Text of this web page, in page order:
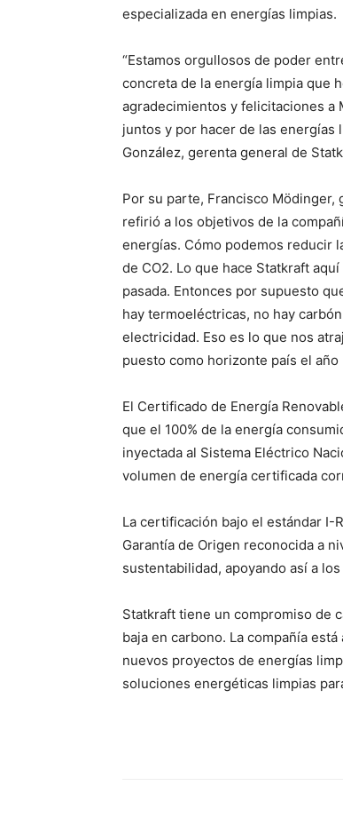
especializada en energías limpias.
“Estamos orgullosos de poder
concreta de la energía limpia que
agradecimientos y felicitaciones a
juntos y por hacer de las energías
González, gerenta general de
Por su parte, Francisco
refirió a los objetivos de la
energías. Cómo podemos reducir
de CO2. Lo que hace Statkraft
pasada. Entonces por supuesto
hay termoeléctricas, no hay
electricidad. Eso es lo que nos
puesto como horizonte país el año
El Certificado de Energía
que el 100% de la energía
inyectada al Sistema Eléctrico
volumen de energía certificada
La certificación bajo el estándar I-
Garantía de Origen reconocida a
sustentabilidad, apoyando así a
Statkraft tiene un compromiso de
baja en carbono. La compañía
nuevos proyectos de energías
soluciones energéticas limpias